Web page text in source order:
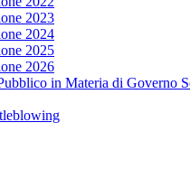
2023
2024
2025
2026
in Materia di Governo